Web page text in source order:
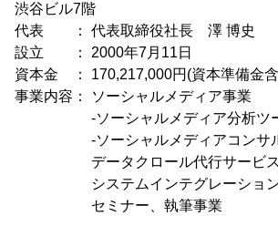
渋谷ビル7階
代表 ： 代表取締役社長 澤 博史
設立 ： 2000年7月11日
資本金 ： 170,217,000円(資本準備金
事業内容： ソーシャルメディア事業
-ソーシャルメディア分析ツー
-ソーシャルメディアコンサル
データクロール代行サービス
システムインテグレーション
セミナー、執筆事業